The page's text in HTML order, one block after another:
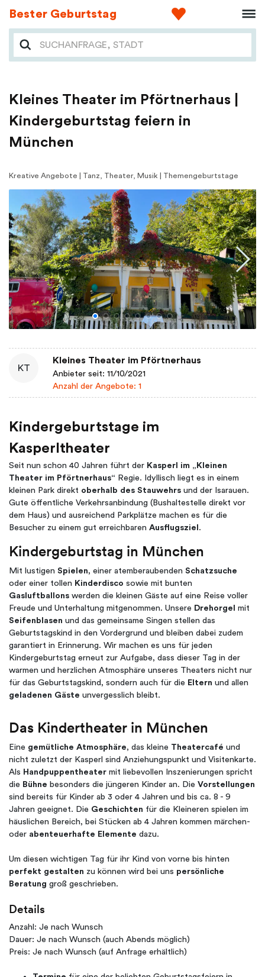
Bester Geburtstag
Kleines Theater im Pförtnerhaus |
Kindergeburtstag feiern in
München
Kreative Angebote | Tanz, Theater, Musik | Themengeburtstage
KT
Kleines Theater im Pförtnerhaus
Anbieter seit: 11/10/2021
Anzahl der Angebote: 1
Kindergeburtstage im
Kasperltheater
Seit nun schon 40 Jahren führt der Kasperl im „Kleinen
Theater im Pförtnerhaus“ Regie. Idyllisch liegt es in einem
kleinen Park direkt oberhalb des Stauwehrs und der Isarauen.
Gute öffentliche Verkehrsanbindung (Bushaltestelle direkt vor
dem Haus) und ausreichend Parkplätze machen es für die
Besucher zu einem gut erreichbaren Ausflugsziel .
Kindergeburtstag in München
Mit lustigen Spielen, einer atemberaubenden Schatzsuche
oder einer tollen Kinderdisco sowie mit bunten
Gasluftballons werden die kleinen Gäste auf eine Reise voller
Freude und Unterhaltung mitgenommen. Unsere Drehorgel mit
Seifenblasen und das gemeinsame Singen stellen das
Geburtstagskind in den Vordergrund und bleiben dabei zudem
garantiert in Erinnerung. Wir machen es uns für jeden
Kindergeburtstag erneut zur Aufgabe, dass dieser Tag in der
warmen und herzlichen Atmosphäre unseres Theaters nicht nur
für das Geburtstagskind, sondern auch für die Eltern und allen
geladenen Gäste unvergesslich bleibt. ​
Das Kindertheater in München
Eine gemütliche Atmosphäre, das kleine Theatercafé und
nicht zuletzt der Kasperl sind Anziehungspunkt und Visitenkarte.
Als Handpuppentheater mit liebevollen Inszenierungen spricht
die Bühne besonders die jüngeren Kinder an. Die Vorstellungen
sind bereits für Kinder ab 3 oder 4 Jahren und bis ca. 8 - 9
Jahren geeignet. Die Geschichten für die Kleineren spielen im
häuslichen Bereich, bei Stücken ab 4 Jahren kommen märchen-
oder abenteuerhafte Elemente dazu.
Um diesen wichtigen Tag für ihr Kind von vorne bis hinten
perfekt gestalten zu können wird bei uns persönliche
Beratung groß geschrieben.
Details
Anzahl: Je nach Wunsch
Dauer: Je nach Wunsch (auch Abends möglich)
Preis: Je nach Wunsch (auf Anfrage erhältlich)